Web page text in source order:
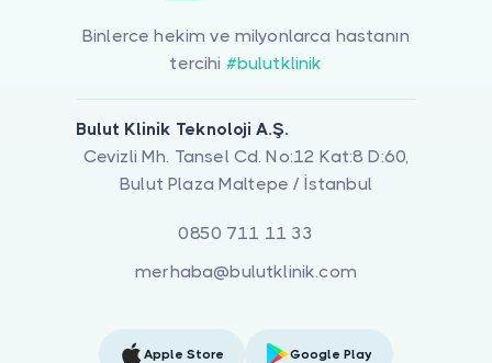
Binlerce hekim ve milyonlarca hastanın
tercihi #bulutklinik
Bulut Klinik Teknoloji A.Ş.
Cevizli Mh. Tansel Cd. No:12 Kat:8 D:60,
Bulut Plaza Maltepe / İstanbul
0850 711 11 33
merhaba@bulutklinik.com
Apple Store Google Play